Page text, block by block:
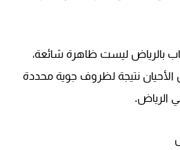
بالرياض ليست ظاهرة شائعة،
نتيجة لظروف جوية محددة
الرياض.